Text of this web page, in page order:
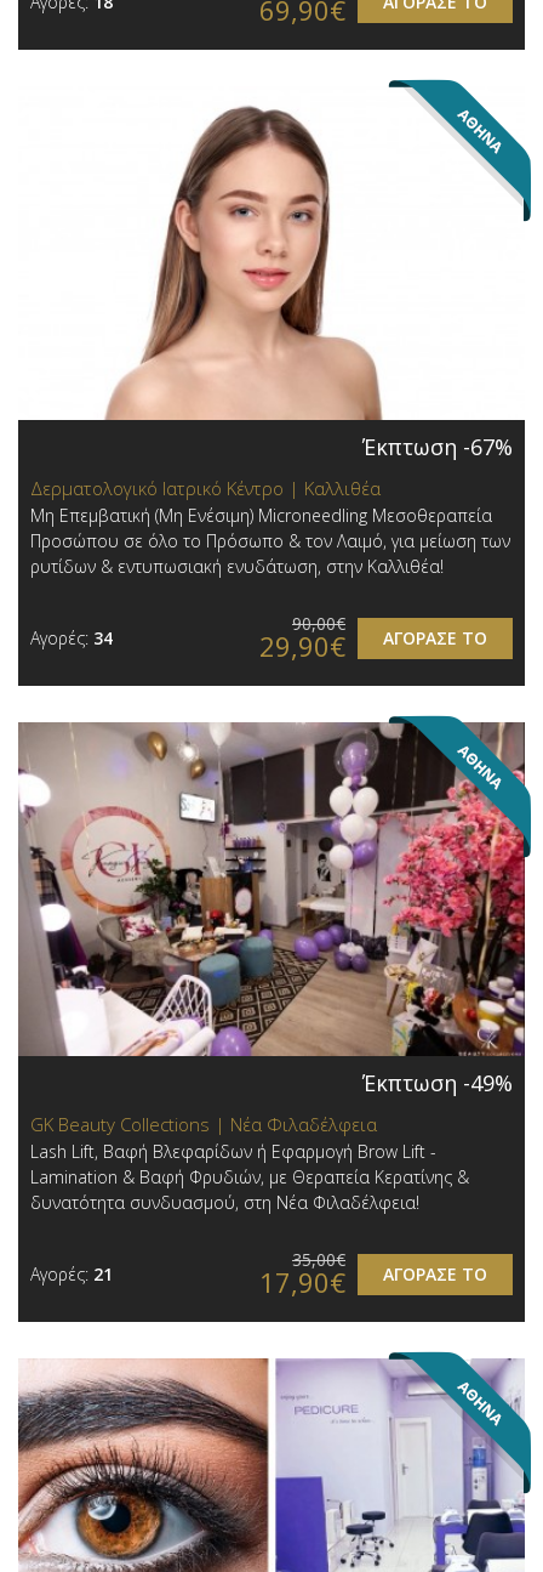
69,90€
Έκπτωση -67%
Δερματολογικό Ιατρικό Κέντρο | Καλλιθέα
Μη Επεμβατική (Μη Ενέσιμη) Microneedling Μεσοθεραπεία
Προσώπου σε όλο το Πρόσωπο & τον Λαιμό, για μείωση των
ρυτίδων & εντυπωσιακή ενυδάτωση, στην Καλλιθέα!
Αγορές: 34 ΑΓΟΡΑΣΕ ΤΟ
90,00€
29,90€
Έκπτωση -49%
GK Beauty Collections | Νέα Φιλαδέλφεια
Lash Lift, Βαφή Βλεφαρίδων ή Εφαρμογή Brow Lift -
Lamination & Βαφή Φρυδιών, με Θεραπεία Κερατίνης &
δυνατότητα συνδυασμού, στη Νέα Φιλαδέλφεια!
Αγορές: 21 ΑΓΟΡΑΣΕ ΤΟ
35,00€
17,90€